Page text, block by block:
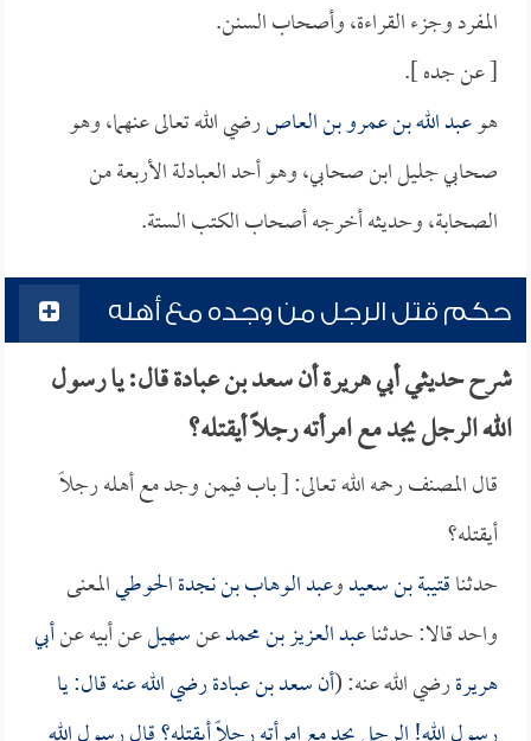
المفرد وجزء القراءة، وأصحاب السنن.
[ عن جده ].
هوعبد الله بن عمرو بن العاصرضي الله تعالى عنهما، وهو
صحابي جليل ابن صحابي، وهو أحد العبادلة الأربعة من
الصحابة، وحديثه أخرجه أصحاب الكتب الستة.
حكم قتل الرجل من وجده مع أهله
شرح حديثي أبي هريرة أن سعد بن عبادة قال: يا رسول
الله الرجل يجد مع امرأته رجلاً أيقتله؟
قال المصنف رحمه الله تعالى: [ باب فيمن وجد مع أهله رجلاً
أيقتله؟
حدثناقتيبة بن سعيدوعبد الوهاب بن نجدة الحوطيالمعنى
واحد قالا: حدثناعبد العزيز بن محمدعنسهيلعن أبيه عنأبي
هريرةرضي الله عنه: (أنسعد بن عبادةرضي الله عنه قال: يا